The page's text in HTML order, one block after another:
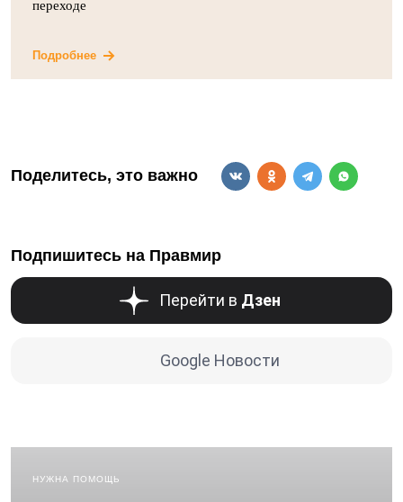
переходе
Подробнее
Поделитесь, это важно
Подпишитесь на Правмир
Перейти в Дзен
Google Новости
НУЖНА ПОМОЩЬ